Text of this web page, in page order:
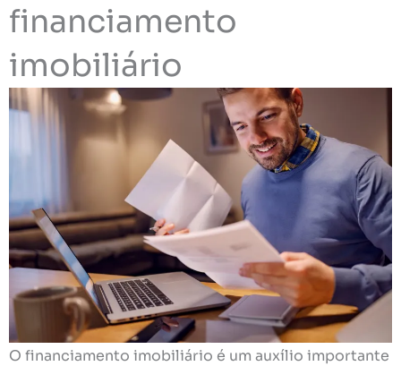
financiamento
imobiliário
O financiamento imobiliário é um auxílio importante